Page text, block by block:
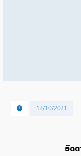
12/10/2021
ອັດ​ຕ